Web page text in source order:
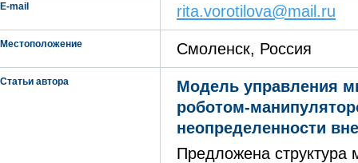
E-mail rita.vorotilova@mail.ru
Местоположение Смоленск, Россия
Статьи автора
Модель управления
роботом-
неопределенности
Предложена структура